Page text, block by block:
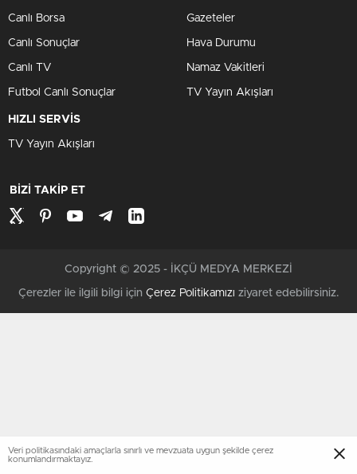
Canlı Borsa
Canlı Sonuçlar
Canlı TV
Futbol Canlı Sonuçlar
Gazeteler
Hava Durumu
Namaz Vakitleri
TV Yayın Akışları
HIZLI SERVİS
TV Yayın Akışları
BİZİ TAKİP ET
Copyright © 2025 - İKÇÜ MEDYA MERKEZİ
Çerezler ile ilgili bilgi için Çerez Politikamızı ziyaret edebilirsiniz.
Veri politikasındaki amaçlarla sınırlı ve mevzuata uygun şekilde çerez
konumlandırmaktayız.